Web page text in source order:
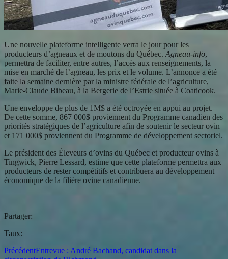
Une nouvelle plateforme intelligente verra le jour pour les
producteurs d’agneaux et de moutons du Québec. Agneau-info,
permettra de faciliter, entre autres, l’accès aux renseignements, la
mise en marché de l’agneau, les prix et le volume. L’annonce a été
faite la semaine dernière par la ministre fédérale de l’agriculture,
Marie-Claude Bibeau, à la Bergerie de l’Estrie située à Coaticook.
Une enveloppe de plus de 1M$ a été octroyée en appui au projet.
De cette somme, 867 000$ proviennent du Programme canadien des
priorités stratégiques de l’agriculture afin de soutenir le secteur ovin
et 171 000$ proviennent du Programme de développement sectoriel.
Le président des Éleveurs d’ovins du Québec et producteur ovins à
Tingwick, Pierre Lessard, estime que cette plateforme permettra aux
producteurs de rester compétitifs et contribuera au développement
économique de la filière ovine canadienne.
Partager:
Taux:
PrécédentEntrevue : André Bachand, candidat dans la